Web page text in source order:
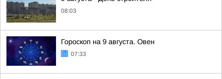
08:03
Гороскоп на 9 августа. Овен
07:33